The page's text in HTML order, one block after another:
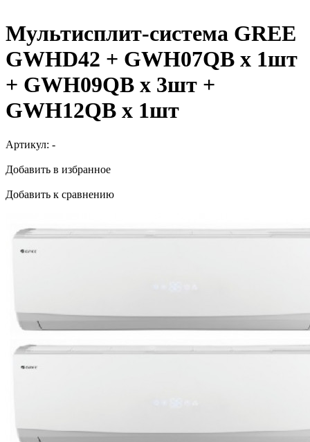
Мультисплит-система GREE
GWHD42 + GWH07QB х 1шт
+ GWH09QB х 3шт +
GWH12QB х 1шт
Артикул: -
Добавить в избранное
Добавить к сравнению